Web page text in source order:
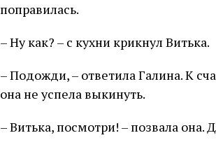
поправилась.
– Ну как? – с кухни крикнул Витька.
– Подожди, – ответила Галина. К
она не успела выкинуть.
– Витька, посмотри! – позвала она.